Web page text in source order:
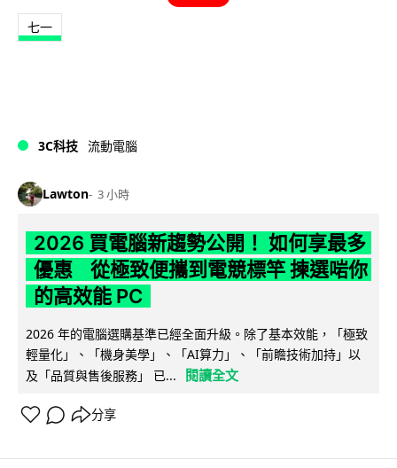
七一
3C科技 流動電腦
Lawton 3 小時
2026 買電腦新趨勢公開！ 如何享最多
優惠 從極致便攜到電競標竿 揀選啱你
的高效能 PC
2026 年的電腦選購基準已經全面升級。除了基本效能，「極致
輕量化」、「機身美學」、「AI算力」、「前瞻技術加持」以
及「品質與售後服務」 已...
閱讀全文
分享